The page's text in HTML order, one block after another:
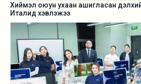
Хиймэл оюун ухаан ашигласан
Италид хэвлэжээ